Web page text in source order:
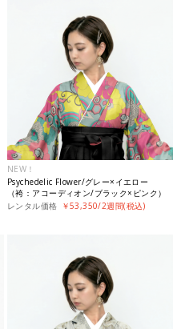
NEW！
Psychedelic Flower/グレー×イエロー
（袴：アコーディオン/ブラック×ピンク）
レンタル価格 ￥53,350/2週間(税込)